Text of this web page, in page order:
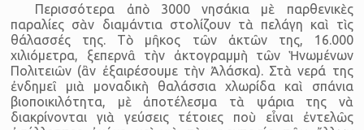
Περισσότερα ἀπὸ 3000 νησάκια μὲ παρθενικὲς
παραλίες σὰν δια­μάντια στολίζουν τὰ πελάγη καὶ τὶς
θάλασ­σές της. Τὸ μῆκος τῶν ἀκτῶν της, 16.000
χιλιόμετρα, ξεπερνᾶ τὴν ἀκτο­γραμμὴ τῶν Ἡνωμένων
Πολι­τειῶν (ἂν ἐξαιρέσουμε τὴν Ἀλάσκα). Στὰ νερά της
ἐνδημεῖ μιὰ μοναδικὴ θαλάσσια χλωρίδα καὶ σπάνια
βιοποικι­λότητα, μὲ ἀποτέλεσμα τὰ ψάρια της νὰ
διακρίνονται γιὰ γεύσεις τέτοιες ποὺ εἶναι ἐντελῶς